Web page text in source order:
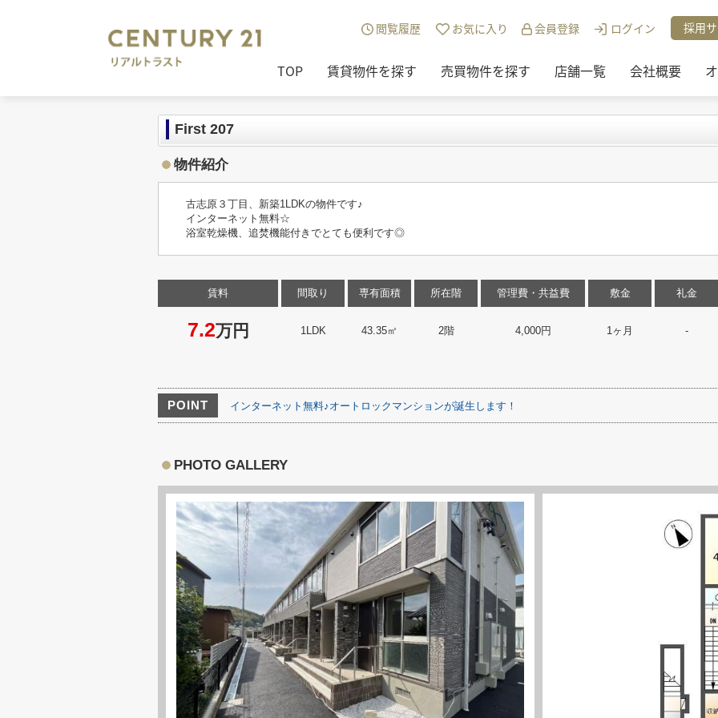
閲覧履歴 お気に入り 会員登録 ログイン 採用
TOP 賃貸物件を探す 売買物件を探す 店舗一覧 会社概要
First 207
物件紹介
古志原３丁目、新築1LDKの物件です♪
インターネット無料☆
浴室乾燥機、追焚機能付きでとても便利です◎
賃料
7.2万円
間取り
1LDK
専有面積
43.35㎡
所在階
2階
管理費・共益費
4,000円
敷金
1ヶ月
礼金
-
POINT インターネット無料♪オートロックマンションが誕生します！
PHOTO GALLERY